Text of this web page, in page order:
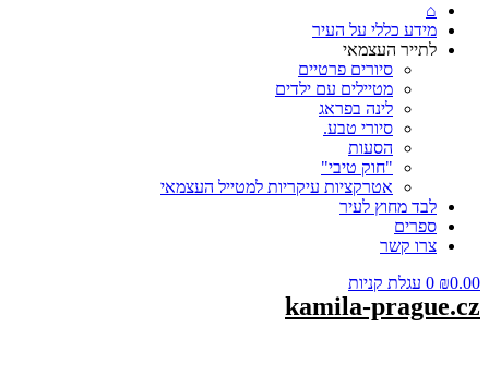
⌂
מידע כללי על העיר
לתייר העצמאי
סיורים פרטיים
מטיילים עם ילדים
לינה בפראג
סיורי טבע.
הסעות
"חוק טיבי"
אטרקציות עיקריות למטייל העצמאי
לבד מחוץ לעיר
ספרים
צרו קשר
₪0.00
0 עגלת קניות
kamila-prague.cz